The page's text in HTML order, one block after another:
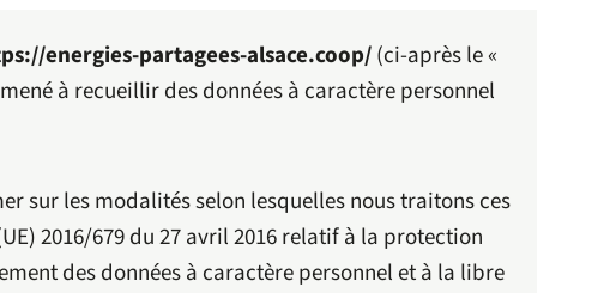
energies-partagees-alsace.coop/(ci-après le «
à recueillir des données à caractère personnel
sur les modalités selon lesquelles nous traitons ces
2016/679 du 27 avril 2016 relatif à la protection
des données à caractère personnel et à la libre